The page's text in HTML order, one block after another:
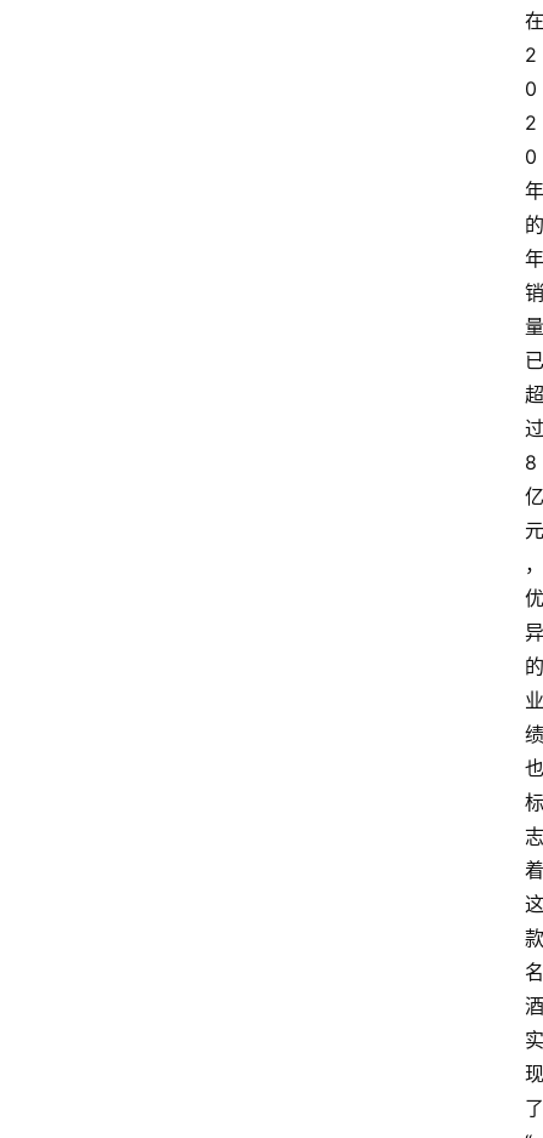
在
2
0
2
0
年
的
年
销
量
已
超
过
8
亿
元
，
优
异
的
业
绩
也
标
志
着
这
款
名
酒
实
现
了